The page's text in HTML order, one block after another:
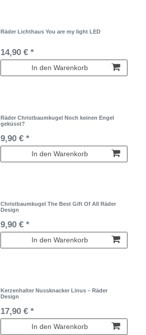
Räder Lichthaus You are my light LED
14,90 € *
In den Warenkorb
Räder Christbaumkugel Noch keinen Engel
geküsst?
9,90 € *
In den Warenkorb
Christbaumkugel The Best Gift Of All Räder
Design
9,90 € *
In den Warenkorb
Kerzenhalter Nussknacker Linus – Räder
Design
17,90 € *
In den Warenkorb